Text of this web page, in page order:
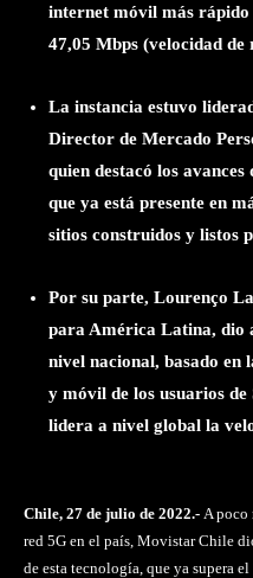
internet móvil más rápido
47,05 Mbps (velocidad de
La instancia estuvo
Director de Mercado
quien destacó los
que ya está presente en
sitios construidos y listos
Por su parte, Lourenço
para América Latina, dio
nivel nacional, basado en
y móvil de los usuarios de
lidera a nivel global la
Chile, 27 de julio de 2022.- A poco
red 5G en el país, Movistar Chile
de esta tecnología, que ya supera